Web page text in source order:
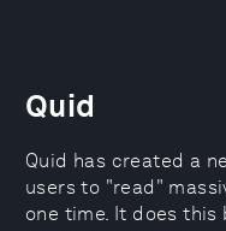
Quid
Quid has created a
users to "read"
one time. It does